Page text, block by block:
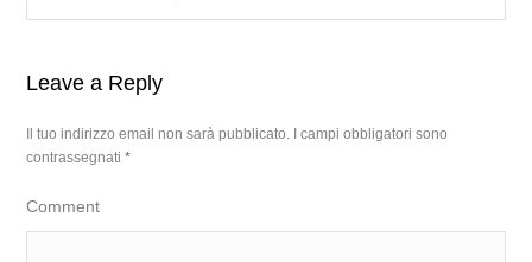
Leave a Reply
Il tuo indirizzo email non sarà pubblicato.
I campi obbligatori sono
contrassegnati*
Comment